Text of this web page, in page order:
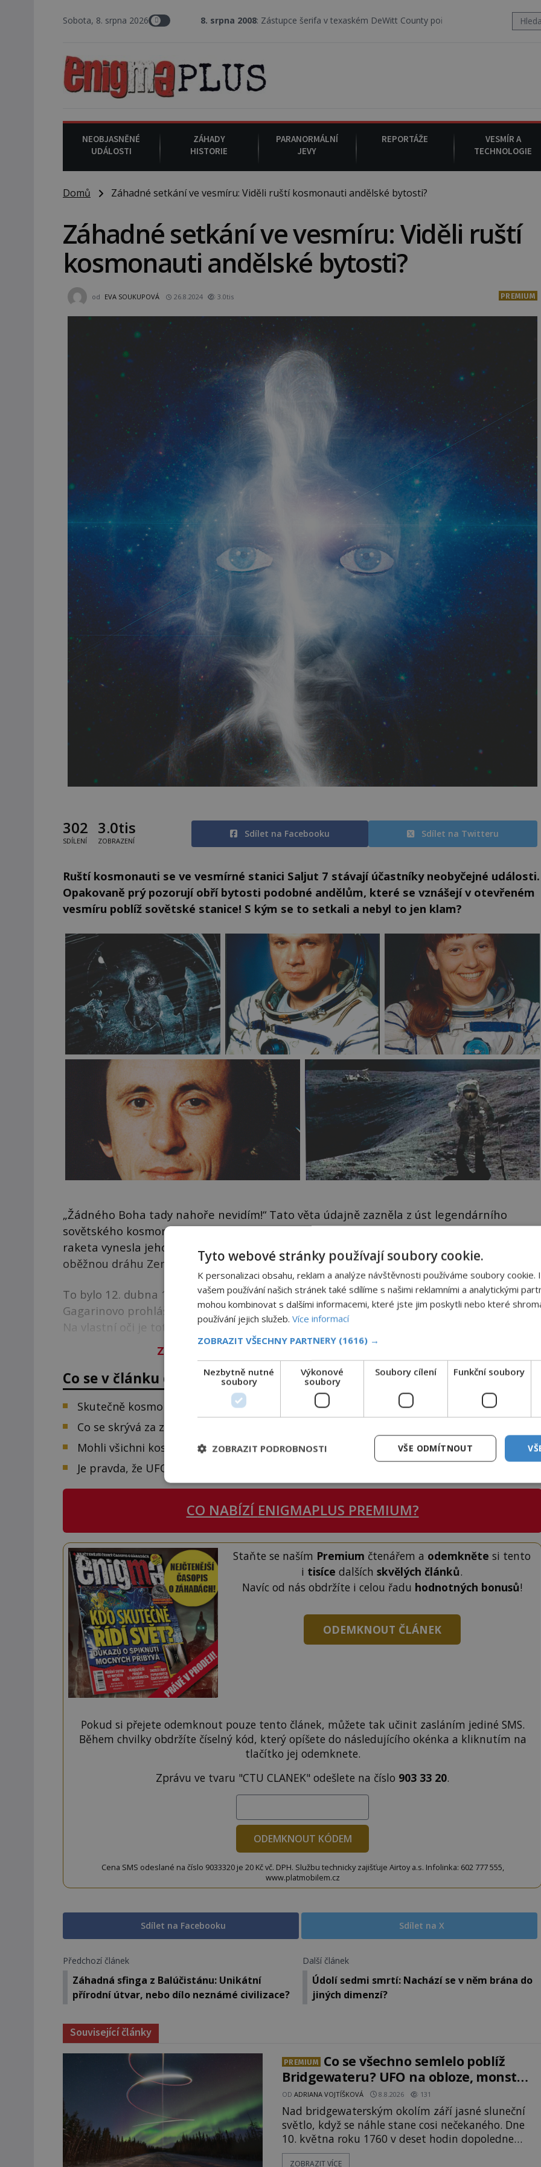
Sobota, 8. srpna 20268. srpna 2008 : Zástupce šerifa v texaském DeWitt County pořizuje video, na kterém před jeho
NEOBJASNĚNÉ
UDÁLOSTI
ZÁHADY
HISTORIE
PARANORMÁLNÍ
JEVY
REPORTÁŽE
VESMÍR A
TECHNOLOGIE
Domů Záhadné setkání ve vesmíru: Viděli ruští kosmonauti andělské bytosti?
Záhadné setkání ve vesmíru: Viděli ruští
kosmonauti andělské bytosti?
od EVA SOUKUPOVÁ 26.8.2024 3.0tis PREMIUM
302
SDÍLENÍ
3.0tis
ZOBRAZENÍ
Sdílet na Facebooku Sdílet na Twitteru
Ruští kosmonauti se ve vesmírné stanici Saljut 7 stávají účastníky neobyčejné události.
Opakovaně prý pozorují obří bytosti podobné andělům, které se vznášejí v otevřeném
vesmíru poblíž sovětské stanice! S kým se to setkali a nebyl to jen klam?
„Žádného Boha tady nahoře nevidím!“ Tato věta údajně zazněla z úst legendárního
sovětského kosmonauta a prvního muže ve vesmíruJurije Gagarina(1934–1968) poté, co
raketa vynesla jeho jednomístnou kosmickou loď Vostok 1 z kosmodromu Bajkonur na
oběžnou dráhu Země.
To bylo 12. dubna 1961. O 14 let později posádka sovětské vesmírné stanice Saljut 7
Gagarinovo prohlášení doplňuje. Tam nahoře Bůh možná není, ale andělé rozhodně ano!
Na vlastní oči je totiž spatřuje několik členů týmu hned při dvou příležitostech.
Zbývá vám 92
článku k dočtení. Nenechte si to ujít!
Co se v článku dozvíte:
Skutečně kosmonauti viděli anděly ve vesmíru?
Co se skrývá za záhadnými událostmi na Saljutu 7?
Mohli všichni kosmonauti prožít halucinace?
Je pravda, že UFO sleduje každou vesmírnou misi?
CO NABÍZÍ ENIGMAPLUS PREMIUM?
Staňte se naším Premium čtenářem a odemkněte si tento
i tisíce dalšíchskvělých článků.
Navíc od nás obdržíte i celou řadu hodnotných bonusů!
ODEMKNOUT ČLÁNEK
Pokud si přejete odemknout pouze tento článek, můžete tak učinit zasláním jediné SMS.
Během chvilky obdržíte číselný kód, který opíšete do následujícího okénka a kliknutím na
tlačítko jej odemknete.
Zprávu ve tvaru "CTU CLANEK" odešlete na číslo 903 33 20.
ODEMKNOUT KÓDEM
Cena SMS odeslané na číslo 9033320 je 20 Kč vč. DPH. Službu technicky zajišťuje Airtoy a.s. Infolinka: 602 777 555,
www.platmobilem.cz
Sdílet na Facebooku Sdílet na X
Předchozí článek
Záhadná sfinga z Balúčistánu: Unikátní
přírodní útvar, nebo dílo neznámé civilizace?
Další článek
Údolí sedmi smrtí: Nachází se v něm brána do
jiných dimenzí?
Související články
PREMIUM
Co se všechno semlelo poblíž
Bridgewateru? UFO na obloze, monstra
v bažinách!
ODADRIANA VOJTÍŠKOVÁ 8.8.2026 131
Nad bridgewaterským okolím září jasné sluneční
světlo, když se náhle stane cosi nečekaného. Dne
10. května roku 1760 v deset hodin dopoledne
zde dojde k vůbec prvnímu historicky
ZOBRAZIT VÍCE
Tyto webové stránky používají soubory cookie.
K personalizaci obsahu, reklam a analýze návštěvnosti používáme soubory cookie.
vašem používání našich stránek také sdílíme s našimi reklamními a analytickými
mohou kombinovat s dalšími informacemi, které jste jim poskytli nebo které
používání jejich služeb. Více informací
ZOBRAZIT VŠECHNY PARTNERY (1616) →
Nezbytně nutné
soubory
Výkonové
soubory
Soubory cílení Funkční soubory
VŠE ODMÍTNOUT
ZOBRAZIT PODROBNOSTI